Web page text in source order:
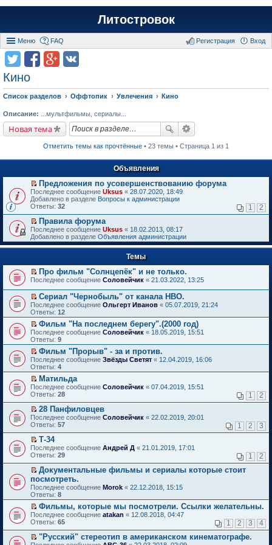
Литостровок
Меню FAQ Вход
Регистрация
Кино
Список разделов Оффтопик Увлечения Кино
Описание: ...мультфильмы, сериалы...
Новая тема
Отметить темы как прочтённые • 23 темы • Страница 1 из 1
Объявления
П
е
р
й
т
и
к
п
в
о
м
у
н
е
п
р
о
ч
и
т
а
н
н
о
м
у
с
о
о
б
е
н
и
ю
Предложения по усовершенствованию форума
Последнее сообщение Uksus « 28.07.2020, 18:49
Добавлено в разделе Вопросы к администрации
Ответы: 32 1 2
П
е
р
е
т
и
к
е
р
в
о
м
у
н
е
п
р
о
ч
и
т
а
н
н
о
м
у
с
о
о
щ
е
н
и
ю
Правила форума
Последнее сообщение Uksus « 18.02.2013, 08:17
Добавлено в разделе Объявления администрации
Темы
П
р
е
й
т
и
п
е
р
в
о
м
у
н
е
п
р
о
ч
и
т
а
н
о
м
у
с
о
о
щ
е
н
Про фильм "Солнцепёк" и не только.
Последнее сообщение Соловейчик « 21.03.2022, 13:25
П
е
р
е
й
т
и
к
п
е
р
в
о
м
у
н
е
п
р
ч
и
т
а
н
н
о
м
у
с
о
о
б
щ
Сериал "Чернобыль" от канала HBO.
Последнее сообщение Ольгерт Иванов « 05.07.2019, 21:24
Ответы: 12
П
е
р
е
й
т
и
к
п
е
р
в
о
м
у
н
е
п
р
о
ч
и
т
а
н
н
о
у
Фильм "На последнем берегу".(2000 год)
Последнее сообщение Соловейчик « 18.05.2019, 15:51
Ответы: 9
П
е
р
е
й
т
и
к
п
е
в
о
м
у
н
е
п
р
о
ч
и
т
а
н
Фильм "Прорыв" - за и против.
Последнее сообщение Звёзды Светят « 12.04.2019, 16:06
Ответы: 4
П
е
е
й
т
и
к
е
р
в
о
м
у
н
е
п
р
о
ч
Матильда
Последнее сообщение Соловейчик « 07.04.2019, 15:51
Ответы: 28 1 2
П
е
е
т
и
к
п
е
р
в
о
м
у
н
е
28 Панфиловцев
Последнее сообщение Соловейчик « 22.02.2019, 20:01
Ответы: 57 1 2 3
П
е
е
й
т
и
к
п
р
в
о
Т-34
Последнее сообщение Андрей Д « 21.01.2019, 17:01
Ответы: 29 1 2
П
е
р
е
й
т
и
п
Документальные фильмы и сериалы которые стоит
посмотреть.
Последнее сообщение Morok « 22.12.2018, 15:15
Ответы: 8
П
е
е
Фильмы, которые мы посмотрели. Ссылки желательны.
Последнее сообщение atakan « 12.08.2018, 04:47
Ответы: 65 1 2 3 4
П
"Русский" стереотип в американском кинематографе.